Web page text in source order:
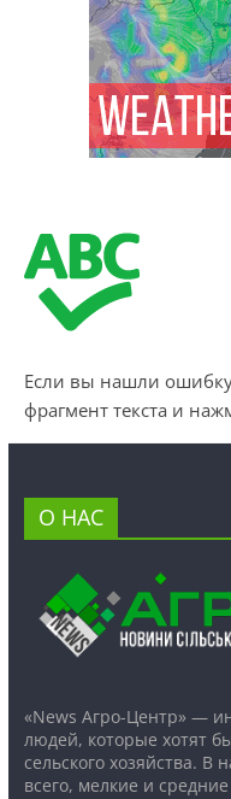
Если вы нашли
фрагмент текста и
О НАС
«News Агро-Центр» —
людей, которые хотят
сельского хозяйства. В
всего, мелкие и